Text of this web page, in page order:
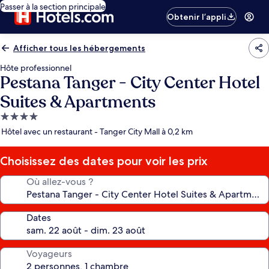
Passer à la section principale
Obtenir l’appli
Afficher tous les hébergements
Hôte professionnel
Pestana Tanger - City Center Hotel
Suites & Apartments
Hébergement
4.0 étoiles
Hôtel avec un restaurant - Tanger City Mall à 0,2 km
Choisissez des dates pour voir les prix
Où allez-vous ?
Dates
Voyageurs